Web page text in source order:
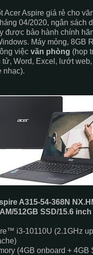
Acer Aspire giá rẻ cho
04/2020, ngân sách
được bảo hành chính
Máy mỏng, 8GB
việc văn phòng (họp
Word, Excel, lướt
nhạc).
A315-54-368N
512GB SSD/15.6
i3-10110U (2.1GHz
(4GB onboard + 4GB